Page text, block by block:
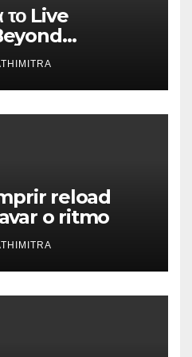
το Live
Στέκουν
reload
o ritmo